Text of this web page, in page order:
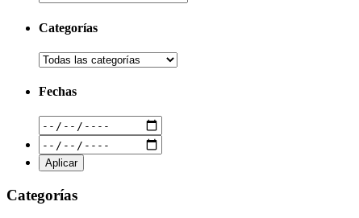
Categorías
Fechas
Categorías